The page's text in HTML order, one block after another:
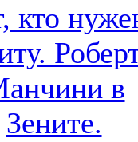
кто
в
Зените.